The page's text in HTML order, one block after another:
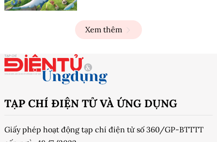
Xem thêm
TẠP CHÍ ĐIỆN TỬ VÀ ỨNG DỤNG
Giấy phép hoạt động tạp chí điện tử số 360/GP-BTTTT